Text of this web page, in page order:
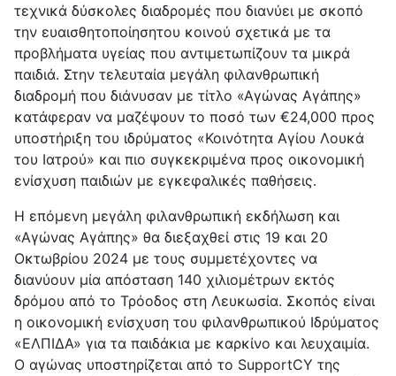
τεχνικά δύσκολες διαδρομές που διανύει με σκοπό
την ευαισθητοποίησητου κοινού σχετικά με τα
προβλήματα υγείας που αντιμετωπίζουν τα μικρά
παιδιά. Στην τελευταία μεγάλη φιλανθρωπική
διαδρομή που διάνυσαν με τίτλο «Αγώνας Αγάπης»
κατάφεραν να μαζέψουν το ποσό των €24,000 προς
υποστήριξη του ιδρύματος «Κοινότητα Αγίου Λουκά
του Ιατρού» και πιο συγκεκριμένα προς οικονομική
ενίσχυση παιδιών με εγκεφαλικές παθήσεις.
Η επόμενη μεγάλη φιλανθρωπική εκδήλωση και
«Αγώνας Αγάπης» θα διεξαχθεί στις 19 και 20
Οκτωβρίου 2024 με τους συμμετέχοντες να
διανύουν μία απόσταση 140 χιλιομέτρων εκτός
δρόμου από το Τρόοδος στη Λευκωσία. Σκοπός είναι
η οικονομική ενίσχυση του φιλανθρωπικού Ιδρύματος
«ΕΛΠΙΔΑ» για τα παιδάκια με καρκίνο και λευχαιμία.
O αγώνας υποστηρίζεται από το SupportCY της